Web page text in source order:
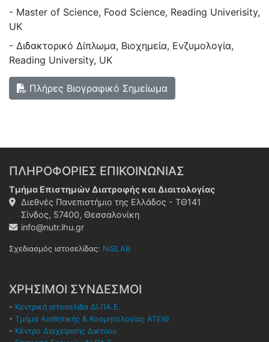
- Master of Science, Food Science, Reading Univerisity,
UK
- Διδακτορικό Δίπλωμα, Βιοχημεία, Ενζυμολογία,
Reading University, UK
Πλήρες Βιογραφικό Σημείωμα
ΠΛΗΡΟΦΟΡΙΕΣ ΕΠΙΚΟΙΝΩΝΙΑΣ
Τμήμα Επιστημών Διατροφής και Διαιτολογίας
Διεθνές Πανεπιστήμιο της Ελλάδος - ΤΘ141
Σίνδος, 57400, Θεσσαλονίκη
info@nutr.ihu.gr
Σχεδιασμός ιστοσελίδας: NISLAB
ΧΡΗΣΙΜΟΙ ΣΥΝΔΕΣΜΟΙ
- Κεντρική ιστοσελίδα ΔΙ.ΠΑ.Ε.
- Τμήμα Αισθητικής & Κοσμητολογίας ΑΤΕΙΘ
- Κέντρο Διαχείρισης Δικτύου